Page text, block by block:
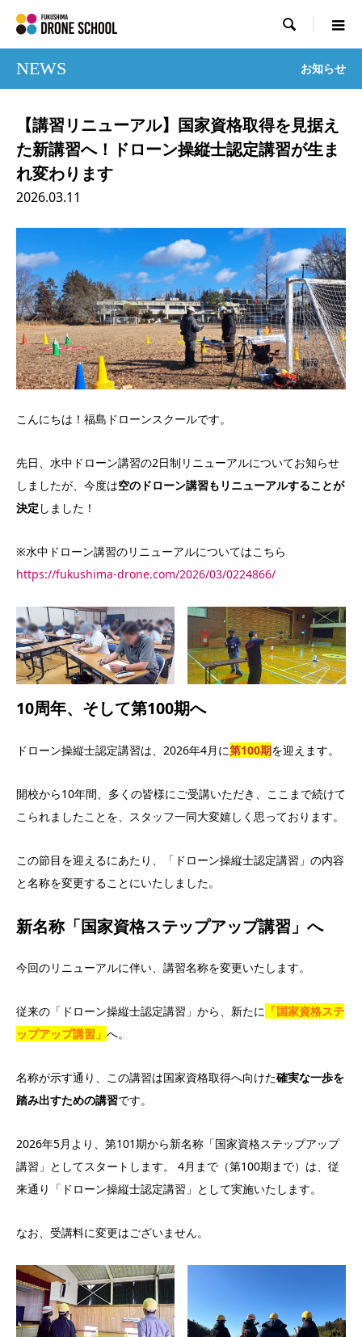

NEWS お知らせ
【講習リニューアル】国家資格取得を見据え
た新講習へ！ドローン操縦士認定講習が生ま
れ変わります
2026.03.11
こんにちは！福島ドローンスクールです。
先日、水中ドローン講習の2日制リニューアルについてお知らせ
しましたが、今度は空のドローン講習もリニューアルすることが
決定 しました！
※水中ドローン講習のリニューアルについてはこちら
https://fukushima-drone.com/2026/03/0224866/
10周年、そして第100期へ
ドローン操縦士認定講習は、2026年4月に第100期を迎えます。
開校から10年間、多くの皆様にご受講いただき、ここまで続けて
こられましたことを、スタッフ一同大変嬉しく思っております。
この節目を迎えるにあたり、「ドローン操縦士認定講習」の内容
と名称を変更することにいたしました。
新名称「国家資格ステップアップ講習」へ
今回のリニューアルに伴い、講習名称を変更いたします。
従来の「ドローン操縦士認定講習」から、新たに 「国家資格ステ
ップアップ講習」 へ。
名称が示す通り、この講習は国家資格取得へ向けた確実な一歩を
踏み出すための講習です。
2026年5月より、第101期から新名称「国家資格ステップアップ
講習」としてスタートします。 4月まで（第100期まで）は、従
来通り「ドローン操縦士認定講習」として実施いたします。
なお、受講料に変更はございません。